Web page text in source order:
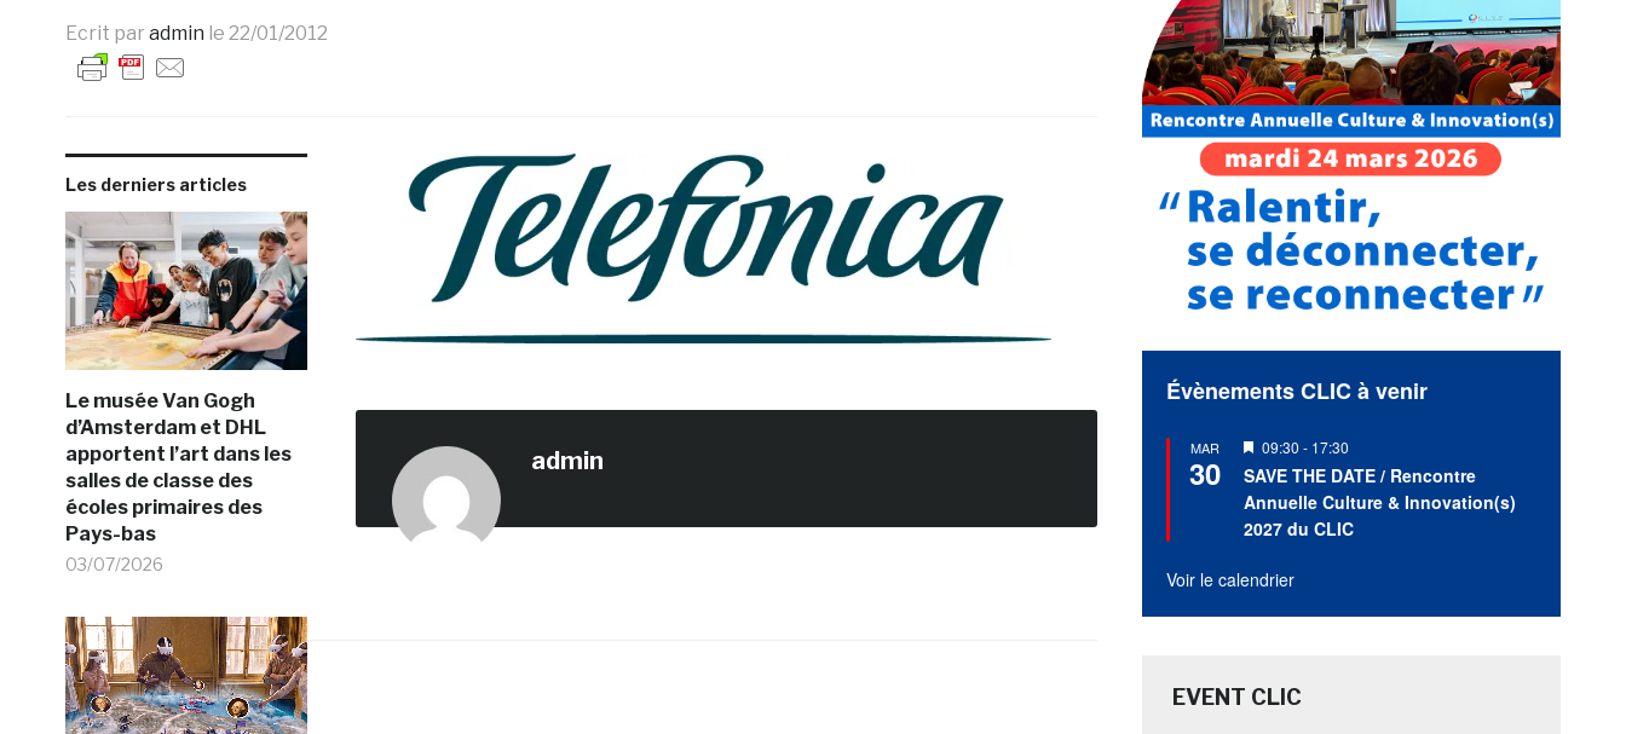
Ecrit par admin le 22/01/2012
Les derniers articles
Le musée Van Gogh
d’Amsterdam et DHL
apportent l’art dans les
salles de classe des
écoles primaires des
Pays-bas
03/07/2026
admin
Évènements CLIC à venir
MAR
30
Mis
en
avant
09:30 - 17:30
SAVE THE DATE / Rencontre
Annuelle Culture & Innovation(s)
2027 du CLIC
Voir le calendrier
EVENT CLIC